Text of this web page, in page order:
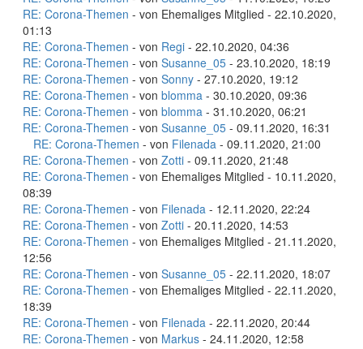
RE: Corona-Themen - von Ehemaliges Mitglied - 22.10.2020,
01:13
RE: Corona-Themen - von Regi - 22.10.2020, 04:36
RE: Corona-Themen - von Susanne_05 - 23.10.2020, 18:19
RE: Corona-Themen - von Sonny - 27.10.2020, 19:12
RE: Corona-Themen - von blomma - 30.10.2020, 09:36
RE: Corona-Themen - von blomma - 31.10.2020, 06:21
RE: Corona-Themen - von Susanne_05 - 09.11.2020, 16:31
RE: Corona-Themen - von Filenada - 09.11.2020, 21:00
RE: Corona-Themen - von Zotti - 09.11.2020, 21:48
RE: Corona-Themen - von Ehemaliges Mitglied - 10.11.2020,
08:39
RE: Corona-Themen - von Filenada - 12.11.2020, 22:24
RE: Corona-Themen - von Zotti - 20.11.2020, 14:53
RE: Corona-Themen - von Ehemaliges Mitglied - 21.11.2020,
12:56
RE: Corona-Themen - von Susanne_05 - 22.11.2020, 18:07
RE: Corona-Themen - von Ehemaliges Mitglied - 22.11.2020,
18:39
RE: Corona-Themen - von Filenada - 22.11.2020, 20:44
RE: Corona-Themen - von Markus - 24.11.2020, 12:58